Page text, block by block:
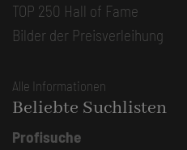
TOP 250 Hall of Fame
Bilder der Preisverleihung
Alle Informationen
Beliebte Suchlisten
Profisuche